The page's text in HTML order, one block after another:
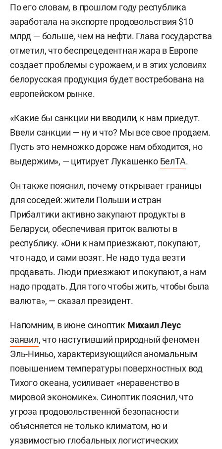
По его словам, в прошлом году республика
заработала на экспорте продовольствия $10
млрд — больше, чем на нефти. Глава государства
отметил, что беспрецедентная жара в Европе
создает проблемы с урожаем, и в этих условиях
белорусская продукция будет востребована на
европейском рынке.
«Какие бы санкции ни вводили, к нам приедут.
Ввели санкции — ну и что? Мы все свое продаем.
Пусть это немножко дороже нам обходится, но
выдержим», — цитирует Лукашенко БелТА.
Он также пояснил, почему открывает границы
для соседей: жители Польши и стран
Прибалтики активно закупают продукты в
Беларуси, обеспечивая приток валюты в
республику. «Они к нам приезжают, покупают,
что надо, и сами возят. Не надо туда везти
продавать. Люди приезжают и покупают, а нам
надо продать. Для того чтобы жить, чтобы была
валюта», — сказал президент.
Напомним, в июне синоптик Михаил Леус
заявил, что наступивший природный феномен
Эль-Ниньо, характеризующийся аномальным
повышением температуры поверхностных вод
Тихого океана, усиливает «неравенство в
мировой экономике». Синоптик пояснил, что
угроза продовольственной безопасности
объясняется не только климатом, но и
уязвимостью глобальных логистических